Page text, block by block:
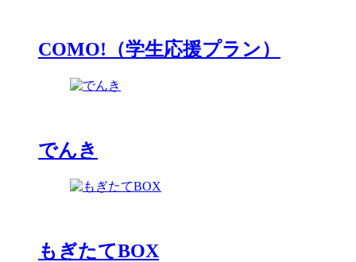
COMO!（学生応援プラン）
でんき
もぎたてBOX